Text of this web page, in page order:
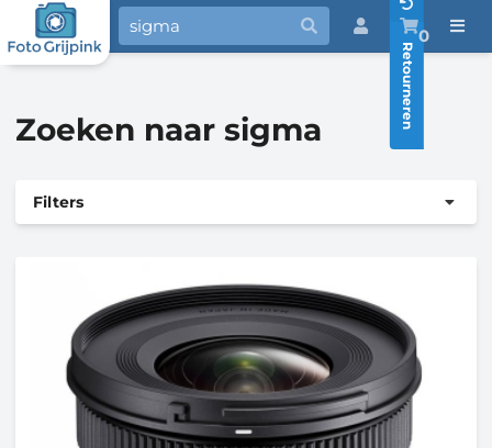
0
Retourneren
Zoeken naar sigma
Filters